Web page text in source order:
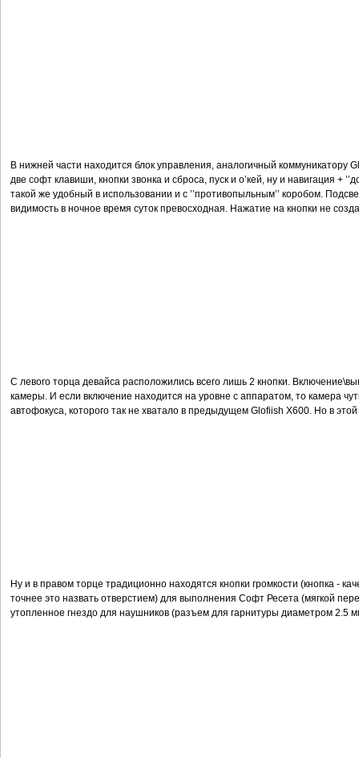
В нижней части находится блок управления, аналогичный коммуникатору
две софт клавиши, кнопки звонка и сброса, пуск и о’кей, ну и навигация +
такой же удобный в использовании и с ’’противопыльным’’ коробом.
видимость в ночное время суток превосходная. Нажатие на кнопки не
С левого торца девайса расположились всего лишь 2 кнопки.
камеры. И если включение находится на уровне с аппаратом, то камера
автофокуса, которого так не хватало в предыдущем Glofiish X600. Но в этой
Ну и в правом торце традиционно находятся кнопки громкости (кнопка -
точнее это назвать отверстием) для выполнения Софт Ресета (мягкой
утопленное гнездо для наушников (разъем для гарнитуры диаметром 2.5